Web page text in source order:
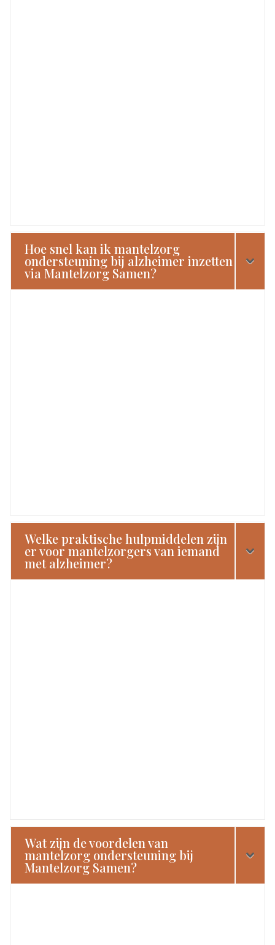
Hoe snel kan ik mantelzorg
ondersteuning bij alzheimer inzetten
via Mantelzorg Samen?
Welke praktische hulpmiddelen zijn
er voor mantelzorgers van iemand
met alzheimer?
Wat zijn de voordelen van
mantelzorg ondersteuning bij
Mantelzorg Samen?